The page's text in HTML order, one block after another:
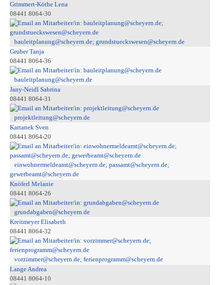
Grimmert-Köthe Lena
08441 8064-30
bauleitplanung@scheyern.de; grundstueckswesen@scheyern.de
Gruber Tanja
08441 8064-36
bauleitplanung@scheyern.de
Jany-Neidl Sabrina
08441 8064-31
projektleitung@scheyern.de
Kattanek Sven
08441 8064-20
einwohnermeldeamt@scheyern.de; passamt@scheyern.de;
gewerbeamt@scheyern.de
Knöferl Melanie
08441 8064-26
grundabgaben@scheyern.de
Kreitmeyer Elisabeth
08441 8064-32
vorzimmer@scheyern.de; ferienprogramm@scheyern.de
Lange Andrea
08441 8064-10